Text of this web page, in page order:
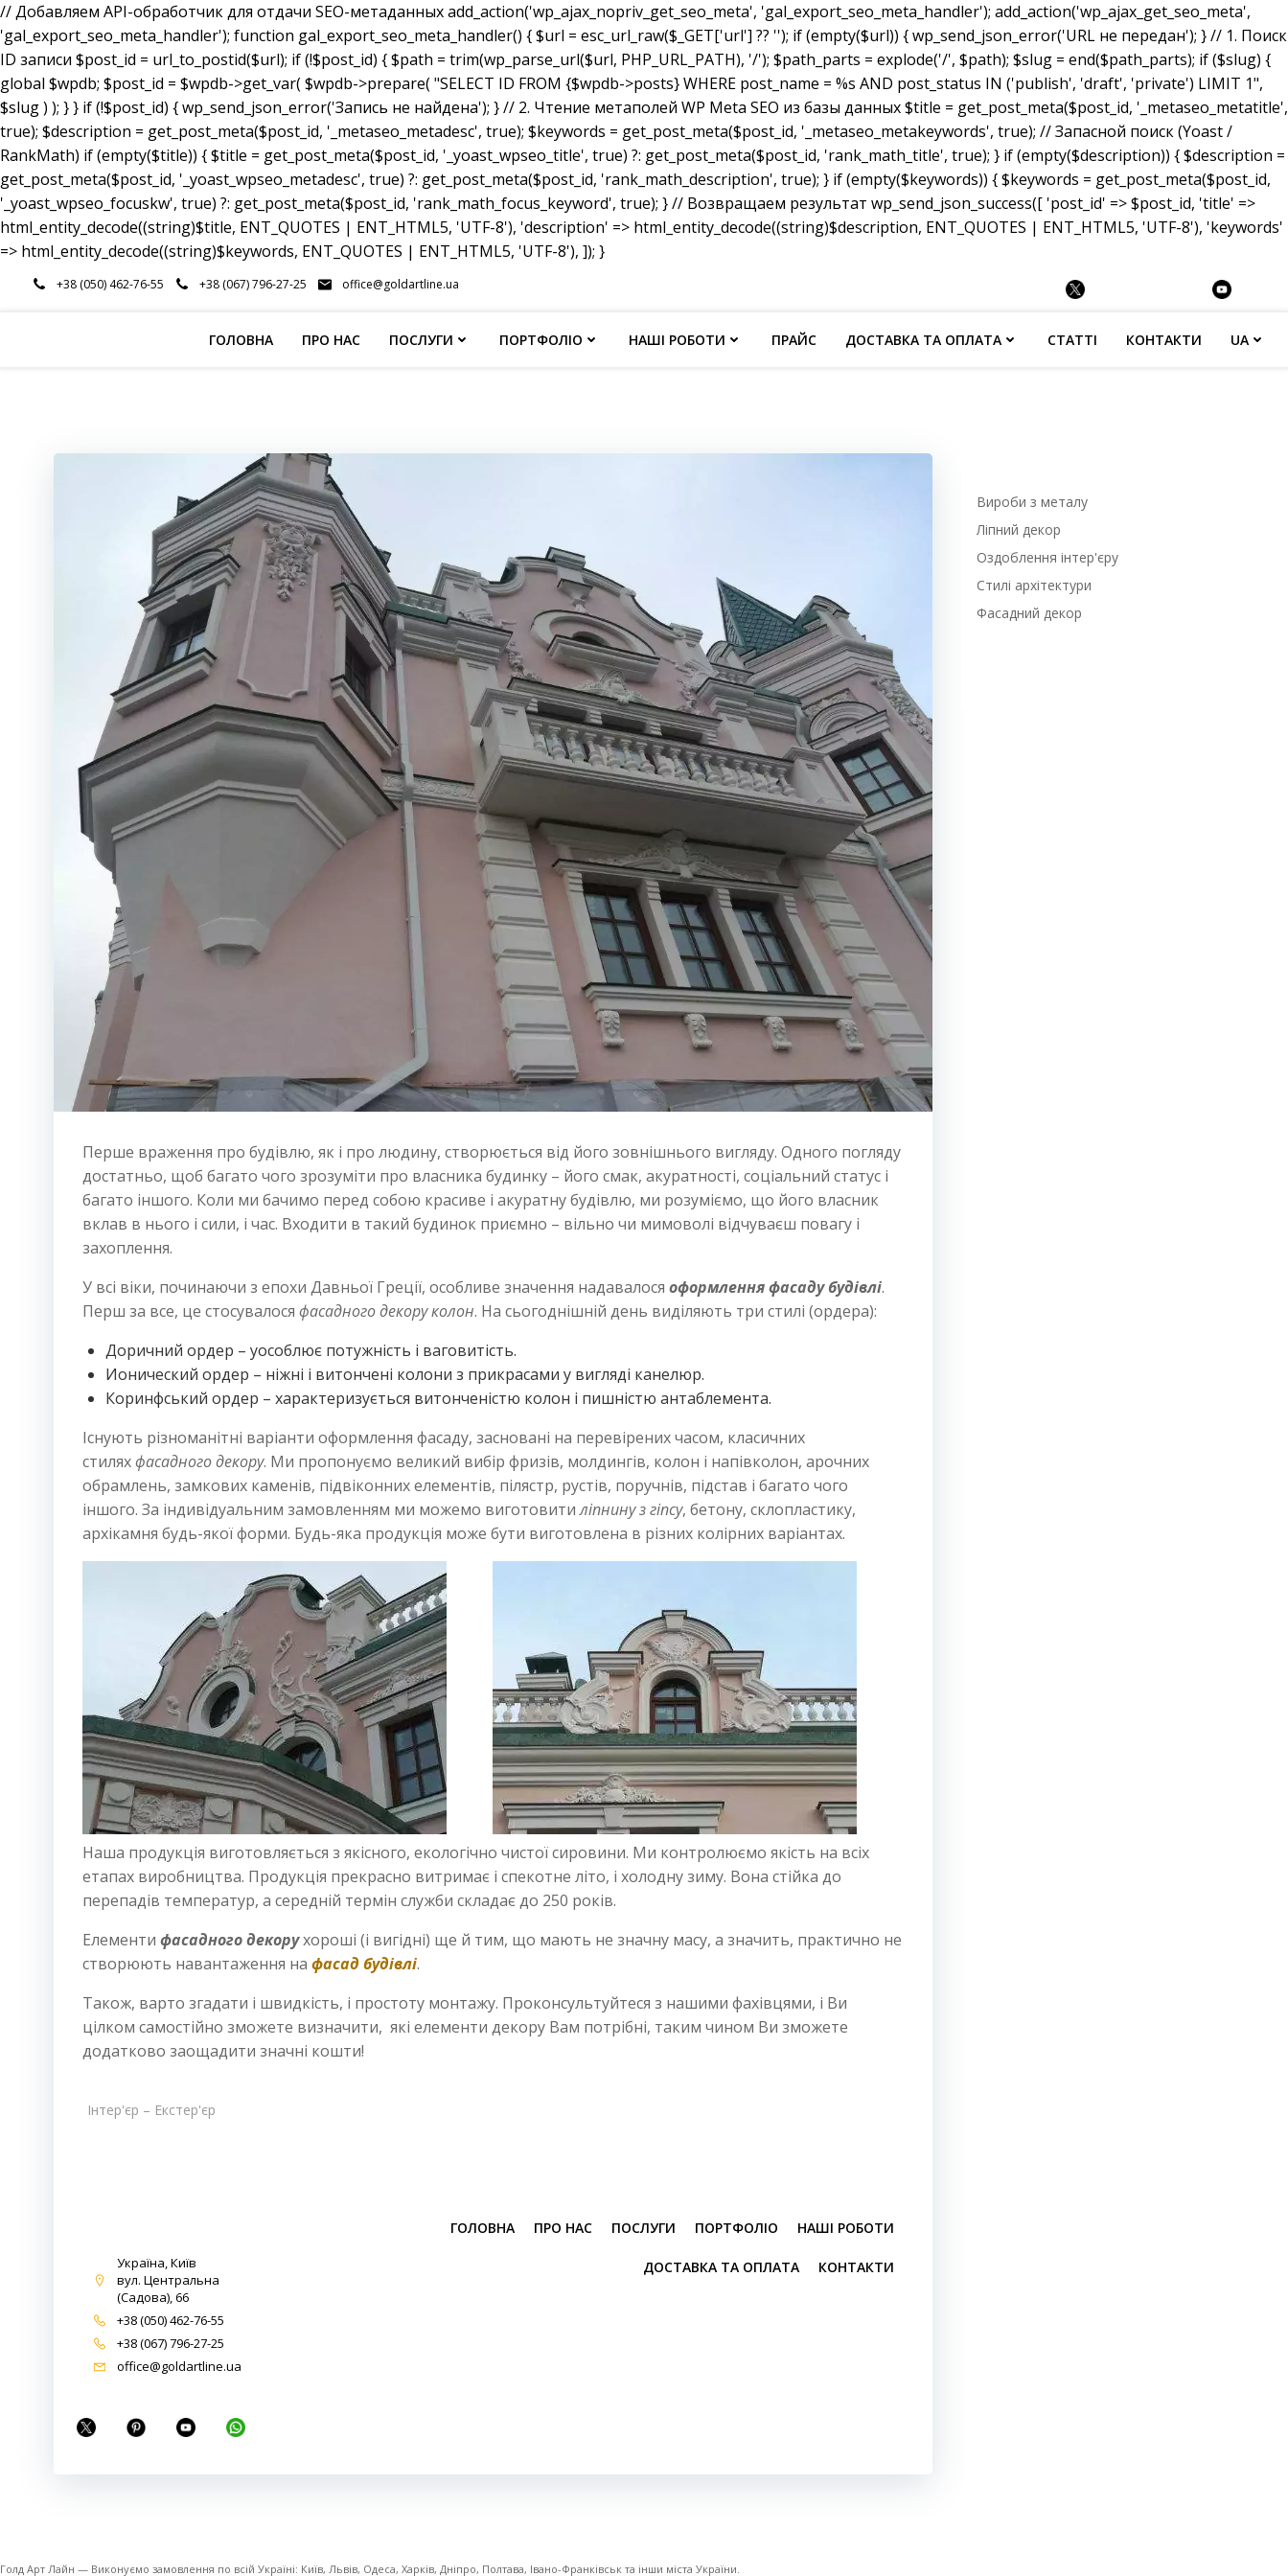
// Добавляем API-обработчик для отдачи SEO-метаданных add_action('wp_ajax_nopriv_get_seo_meta', 'gal_export_seo_meta_handler'); add_action('wp_ajax_get_seo_meta',
'gal_export_seo_meta_handler'); function gal_export_seo_meta_handler() { $url = esc_url_raw($_GET['url'] ?? ''); if (empty($url)) { wp_send_json_error('URL не передан'); } // 1. Поиск
ID записи $post_id = url_to_postid($url); if (!$post_id) { $path = trim(wp_parse_url($url, PHP_URL_PATH), '/'); $path_parts = explode('/', $path); $slug = end($path_parts); if ($slug) {
global $wpdb; $post_id = $wpdb->get_var( $wpdb->prepare( "SELECT ID FROM {$wpdb->posts} WHERE post_name = %s AND post_status IN ('publish', 'draft', 'private') LIMIT 1",
$slug ) ); } } if (!$post_id) { wp_send_json_error('Запись не найдена'); } // 2. Чтение метаполей WP Meta SEO из базы данных $title = get_post_meta($post_id, '_metaseo_metatitle',
true); $description = get_post_meta($post_id, '_metaseo_metadesc', true); $keywords = get_post_meta($post_id, '_metaseo_metakeywords', true); // Запасной поиск (Yoast /
RankMath) if (empty($title)) { $title = get_post_meta($post_id, '_yoast_wpseo_title', true) ?: get_post_meta($post_id, 'rank_math_title', true); } if (empty($description)) { $description =
get_post_meta($post_id, '_yoast_wpseo_metadesc', true) ?: get_post_meta($post_id, 'rank_math_description', true); } if (empty($keywords)) { $keywords = get_post_meta($post_id,
'_yoast_wpseo_focuskw', true) ?: get_post_meta($post_id, 'rank_math_focus_keyword', true); } // Возвращаем результат wp_send_json_success([ 'post_id' => $post_id, 'title' =>
html_entity_decode((string)$title, ENT_QUOTES | ENT_HTML5, 'UTF-8'), 'description' => html_entity_decode((string)$description, ENT_QUOTES | ENT_HTML5, 'UTF-8'), 'keywords'
=> html_entity_decode((string)$keywords, ENT_QUOTES | ENT_HTML5, 'UTF-8'), ]); }
Перейти+38 (050) 462-76-55 +38 (067) 796-27-25 office@goldartline.ua
ГОЛОВНА ПРО НАС ПОСЛУГИ ПОРТФОЛІО НАШІ РОБОТИ ПРАЙС ДОСТАВКА ТА ОПЛАТА СТАТТІ КОНТАКТИ UA
Перше враження про будівлю, як і про людину, створюється від його зовнішнього вигляду. Одного погляду
достатньо, щоб багато чого зрозуміти про власника будинку – його смак, акуратності, соціальний статус і
багато іншого. Коли ми бачимо перед собою красиве і акуратну будівлю, ми розуміємо, що його власник
вклав в нього і сили, і час. Входити в такий будинок приємно – вільно чи мимоволі відчуваєш повагу і
захоплення.
У всі віки, починаючи з епохи Давньої Греції, особливе значення надавалося оформлення фасаду будівлі.
Перш за все, це стосувалося фасадного декору колон. На сьогоднішній день виділяють три стилі (ордера):
Доричний ордер – уособлює потужність і ваговитість.
Ионический ордер – ніжні і витончені колони з прикрасами у вигляді канелюр.
Коринфський ордер – характеризується витонченістю колон і пишністю антаблемента.
Існують різноманітні варіанти оформлення фасаду, засновані на перевірених часом, класичних
стиляхфасадного декору. Ми пропонуємо великий вибір фризів, молдингів, колон і напівколон, арочних
обрамлень, замкових каменів, підвіконних елементів, пілястр, рустів, поручнів, підстав і багато чого
іншого. За індивідуальним замовленням ми можемо виготовитиліпнину з гіпсу, бетону, склопластику,
архікамня будь-якої форми. Будь-яка продукція може бути виготовлена ​​в різних колірних варіантах.
Наша продукція виготовляється з якісного, екологічно чистої сировини. Ми контролюємо якість на всіх
етапах виробництва. Продукція прекрасно витримає і спекотне літо, і холодну зиму. Вона стійка до
перепадів температур, а середній термін служби складає до 250 років.
Елементи фасадного декорухороші (і вигідні) ще й тим, що мають не значну масу, а значить, практично не
створюють навантаження на фасад будівлі.
Також, варто згадати і швидкість, і простоту монтажу. Проконсультуйтеся з нашими фахівцями, і Ви
цілком самостійно зможете визначити, які елементи декору Вам потрібні, таким чином Ви зможете
додатково заощадити значні кошти!
Інтер'єр – Екстер'єр
Україна, Київ
вул. Центральна
(Садова), 66
+38 (050) 462-76-55
+38 (067) 796-27-25
office@goldartline.ua
ГОЛОВНА ПРО НАС ПОСЛУГИ ПОРТФОЛІО НАШІ РОБОТИ
ДОСТАВКА ТА ОПЛАТА КОНТАКТИ
Вироби з металу
Ліпний декор
Оздоблення інтер'єру
Стилі архітектури
Фасадний декор
Голд Арт Лайн — Виконуємо замовлення по всій Україні: Київ, Львів, Одеса, Харків, Дніпро, Полтава, Івано-Франківськ та інши міста України.